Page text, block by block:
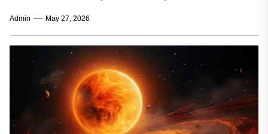
ശാസ്ത്രജ്ഞരും വിശ്വാസികളും ഒരുപോലെ ചർച്ച
ചെയ്യുന്ന വിഷയമാണ്. പ്രപഞ്ചത്തിലെ ഓരോ
Admin May 27, 2026